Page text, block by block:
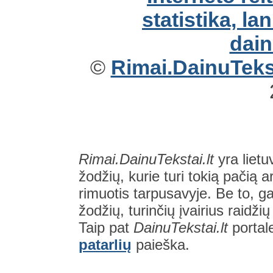
©
Rimai.DainuTekstai.ltyra
žodžių, kurie turi tokią pačią
rimuotis tarpusavyje. Be to,
žodžių, turinčių įvairius
Taip pat DainuTekstai.lt
patarlių paieška.